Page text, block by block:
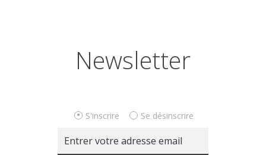
Newsletter
S'inscrire Se désinscrire